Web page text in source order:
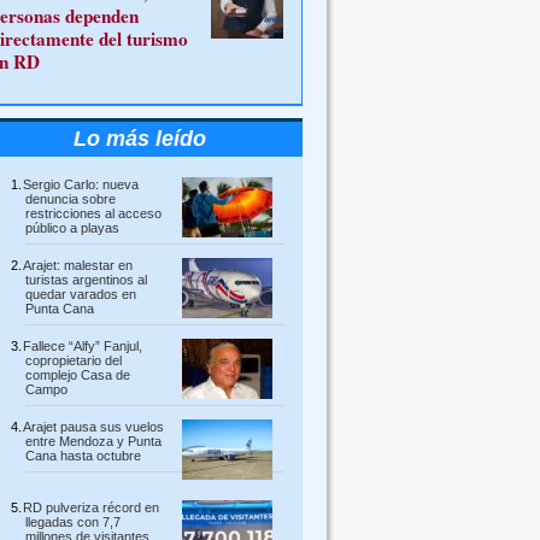
dependen
del turismo
RD
Lo más leído
Sergio Carlo: nueva
denuncia sobre
restricciones al acceso
público a playas
Arajet: malestar en
turistas argentinos al
quedar varados en
Punta Cana
Fallece “Alfy” Fanjul,
copropietario del
complejo Casa de
Campo
Arajet pausa sus vuelos
entre Mendoza y Punta
Cana hasta octubre
RD pulveriza récord en
llegadas con 7,7
millones de visitantes